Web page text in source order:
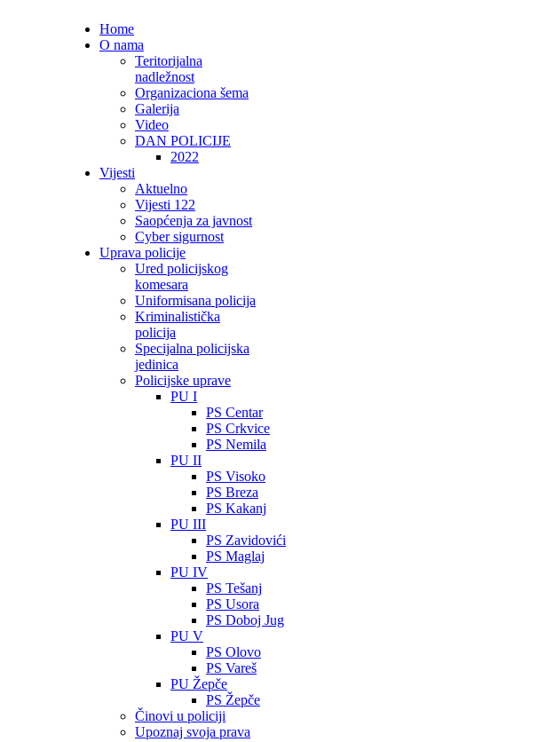
Home
O nama
Teritorijalna
nadležnost
Organizaciona šema
Galerija
Video
DAN POLICIJE
2022
Vijesti
Aktuelno
Vijesti 122
Saopćenja za javnost
Cyber sigurnost
Uprava policije
Ured policijskog
komesara
Uniformisana policija
Kriminalistička
policija
Specijalna policijska
jedinica
Policijske uprave
PU I
PS Centar
PS Crkvice
PS Nemila
PU II
PS Visoko
PS Breza
PS Kakanj
PU III
PS Zavidovići
PS Maglaj
PU IV
PS Tešanj
PS Usora
PS Doboj Jug
PU V
PS Olovo
PS Vareš
PU Žepče
PS Žepče
Činovi u policiji
Upoznaj svoja prava